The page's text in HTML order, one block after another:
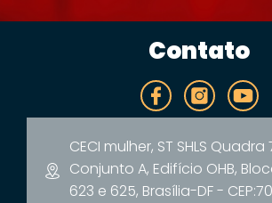
Contato
CECI mulher, ST SHLS Quadra
Conjunto A, Edifício OHB,
623 e 625, Brasília-DF -